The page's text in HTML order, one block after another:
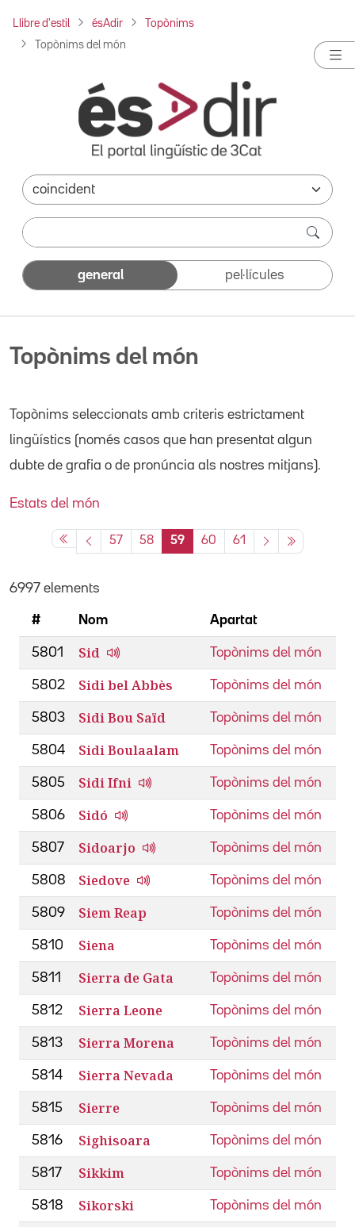
Llibre d'estil ésAdir Topònims
Topònims del món
general pel·lícules
Topònims del món
Topònims seleccionats amb criteris estrictament
lingüístics (només casos que han presentat algun
dubte de grafia o de pronúncia als nostres mitjans).
Estats del món
57 58 59 60 61
6997 elements
# Nom Apartat
5801 Sid Topònims del món
5802 Sidi bel Abbès Topònims del món
5803 Sidi Bou Saïd Topònims del món
5804 Sidi Boulaalam Topònims del món
5805 Sidi Ifni Topònims del món
5806 Sidó Topònims del món
5807 Sidoarjo Topònims del món
5808 Siedove Topònims del món
5809 Siem Reap Topònims del món
5810 Siena Topònims del món
5811 Sierra de Gata Topònims del món
5812 Sierra Leone Topònims del món
5813 Sierra Morena Topònims del món
5814 Sierra Nevada Topònims del món
5815 Sierre Topònims del món
5816 Sighisoara Topònims del món
5817 Sikkim Topònims del món
5818 Sikorski Topònims del món